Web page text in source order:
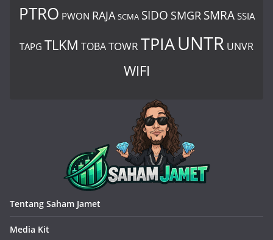
PTRO PWON RAJA SCMA SIDO SMGR SMRA SSIA
TAPG TLKM TOBATOWR TPIAUNTR UNVR
WIFI
Tentang Saham Jamet
Media Kit